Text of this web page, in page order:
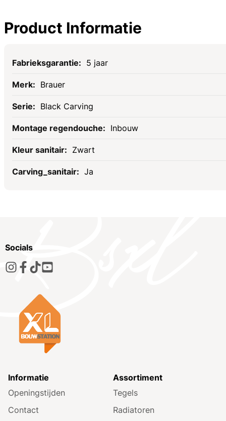
Product Informatie
Specificaties
5 jaar
Brauer
Black Carving
Inbouw
Zwart
Ja
Socials
Informatie
Openingstijden
Contact
Assortiment
Tegels
Radiatoren